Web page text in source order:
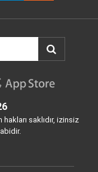
saklıdır, izinsiz